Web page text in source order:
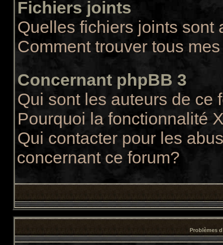
Fichiers joints
Quelles fichiers joints sont
Comment trouver tous
Concernant phpBB 3
Qui sont les auteurs de ce
Pourquoi la fonctionnalité
Qui contacter pour les
concernant ce forum?
Problèmes